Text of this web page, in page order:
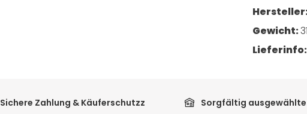
Gewicht:
Lieferinfo:
Sichere Zahlung & Käuferschutzz Sorgfältig